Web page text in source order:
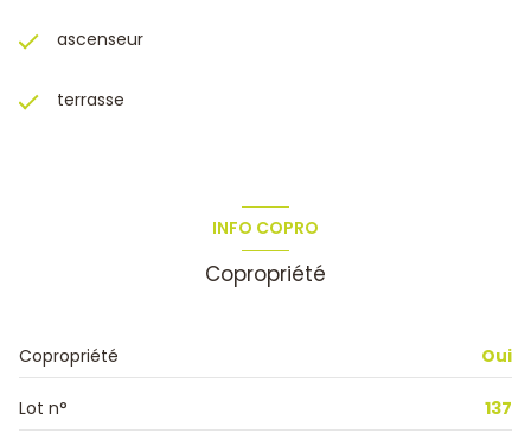
ascenseur
terrasse
INFO COPRO
Copropriété
Copropriété Oui
Lot n° 137